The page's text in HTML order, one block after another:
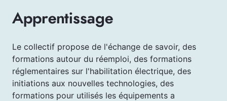
Apprentissage
Le collectif propose de l'échange de savoir, des
formations autour du réemploi, des formations
réglementaires sur l'habilitation électrique, des
initiations aux nouvelles technologies, des
formations pour utilisés les équipements a